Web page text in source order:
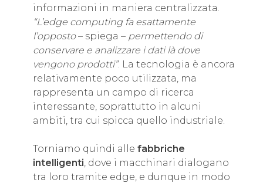
informazioni in maniera centralizzata.
“L’edge computing fa esattamente
l’opposto– spiega – permettendo di
conservare e analizzare i dati là dove
vengono prodotti”. La tecnologia è ancora
relativamente poco utilizzata, ma
rappresenta un campo di ricerca
interessante, soprattutto in alcuni
ambiti, tra cui spicca quello industriale.
Torniamo quindi alle fabbriche
intelligenti, dove i macchinari dialogano
tra loro tramite edge, e dunque in modo